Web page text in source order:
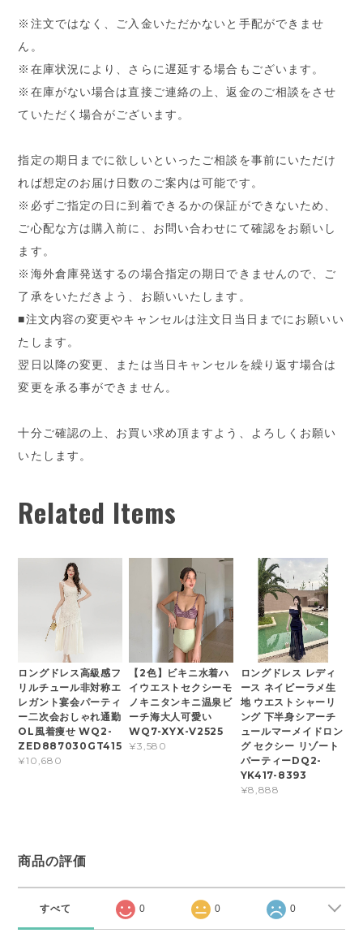
※注文ではなく、ご入金いただかないと手配ができませ
ん。
※在庫状況により、さらに遅延する場合もございます。
※在庫がない場合は直接ご連絡の上、返金のご相談をさせ
ていただく場合がございます。
指定の期日までに欲しいといったご相談を事前にいただけ
れば想定のお届け日数のご案内は可能です。
※必ずご指定の日に到着できるかの保証ができないため、
ご心配な方は購入前に、お問い合わせにて確認をお願いし
ます。
※海外倉庫発送するの場合指定の期日できませんので、ご
了承をいただきよう、お願いいたします。
■注文内容の変更やキャンセルは注文日当日までにお願いい
たします。
翌日以降の変更、または当日キャンセルを繰り返す場合は
変更を承る事ができません。
十分ご確認の上、お買い求め頂ますよう、よろしくお願い
いたします。
Related Items
ロングドレス高級感フ
リルチュール非対称エ
レガント宴会パーティ
ー二次会おしゃれ通勤
OL風着痩せ WQ2-
ZED887030GT415
¥10,680
【2色】ビキニ水着ハ
イウエストセクシーモ
ノキニタンキニ温泉ビ
ーチ海大人可愛い
WQ7-XYX-V2525
¥3,580
ロングドレス レディ
ース ネイビーラメ生
地 ウエストシャーリ
ング 下半身シアーチ
ュールマーメイドロン
グ セクシー リゾート
パーティーDQ2-
YK417-8393
¥8,888
商品の評価
すべて 0 0 0